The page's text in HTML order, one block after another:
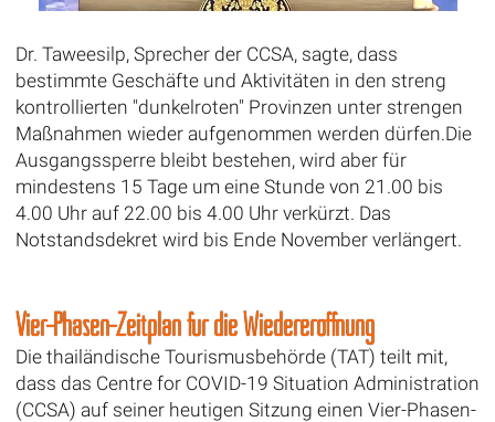
Dr. Taweesilp, Sprecher der CCSA, sagte, dass
bestimmte Geschäfte und Aktivitäten in den streng
kontrollierten "dunkelroten" Provinzen unter strengen
Maßnahmen wieder aufgenommen werden dürfen.Die
Ausgangssperre bleibt bestehen, wird aber für
mindestens 15 Tage um eine Stunde von 21.00 bis
4.00 Uhr auf 22.00 bis 4.00 Uhr verkürzt. Das
Notstandsdekret wird bis Ende November verlängert.
Vier-Phasen-Zeitplan für die Wiedereröffnung
Die thailändische Tourismusbehörde (TAT) teilt mit,
dass das Centre for COVID-19 Situation Administration
(CCSA) auf seiner heutigen Sitzung einen Vier-Phasen-